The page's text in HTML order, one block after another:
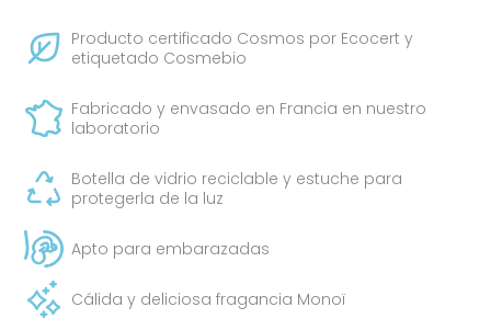
Producto certificado Cosmos por Ecocert y
etiquetado Cosmebio
Fabricado y envasado en Francia en nuestro
laboratorio
Botella de vidrio reciclable y estuche para
protegerla de la luz
Apto para embarazadas
Cálida y deliciosa fragancia Monoï